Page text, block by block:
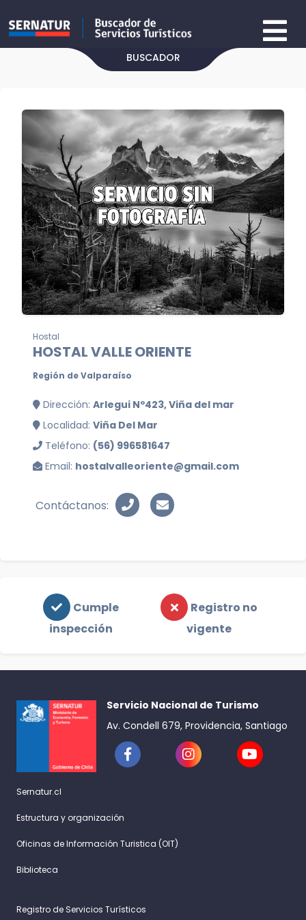
BUSCADOR
Hostal
HOSTAL VALLE ORIENTE
Región de Valparaíso
Dirección: Arlegui Nº423, Viña del mar
Localidad: Viña Del Mar
Teléfono: (56) 996581647
Email: hostalvalleoriente@gmail.com
Contáctanos:
Cumple
inspección
Registro no
vigente
Servicio Nacional de Turismo
Av. Condell 679, Providencia, Santiago
Sernatur.cl
Estructura y organización
Oficinas de Información Turistica (OIT)
Biblioteca
Registro de Servicios Turísticos